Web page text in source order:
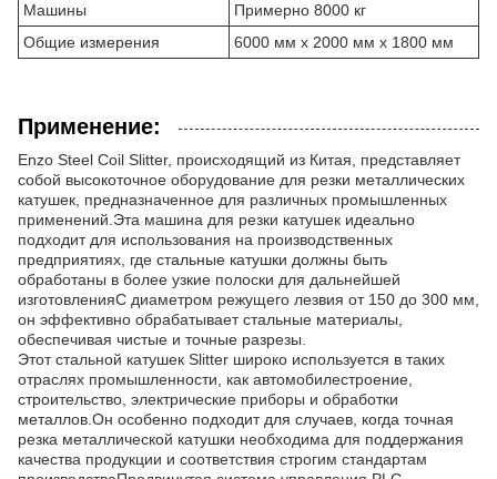
Машины
Примерно 8000 кг
Общие измерения
6000 мм х 2000 мм х 1800 мм
Применение:
Enzo Steel Coil Slitter, происходящий из Китая, представляет
собой высокоточное оборудование для резки металлических
катушек, предназначенное для различных промышленных
применений.Эта машина для резки катушек идеально
подходит для использования на производственных
предприятиях, где стальные катушки должны быть
обработаны в более узкие полоски для дальнейшей
изготовленияС диаметром режущего лезвия от 150 до 300 мм,
он эффективно обрабатывает стальные материалы,
обеспечивая чистые и точные разрезы.
Этот стальной катушек Slitter широко используется в таких
отраслях промышленности, как автомобилестроение,
строительство, электрические приборы и обработки
металлов.Он особенно подходит для случаев, когда точная
резка металлической катушки необходима для поддержания
качества продукции и соответствия строгим стандартам